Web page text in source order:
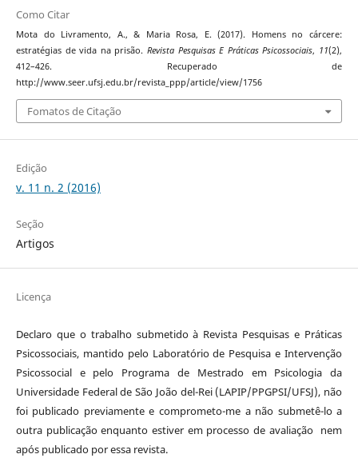
Como Citar
Mota do Livramento, A., & Maria Rosa, E. (2017). Homens no cárcere:
estratégias de vida na prisão. Revista Pesquisas E Práticas Psicossociais, 11(2),
412–426. Recuperado de
http://www.seer.ufsj.edu.br/revista_ppp/article/view/1756
Fomatos de Citação
Edição
v. 11 n. 2 (2016)
Seção
Artigos
Licença
Declaro que o trabalho submetido à Revista Pesquisas e Práticas
Psicossociais, mantido pelo Laboratório de Pesquisa e Intervenção
Psicossocial e pelo Programa de Mestrado em Psicologia da
Universidade Federal de São João del-Rei (LAPIP/PPGPSI/UFSJ), não
foi publicado previamente e comprometo-me a não submetê-lo a
outra publicação enquanto estiver em processo de avaliação nem
após publicado por essa revista.